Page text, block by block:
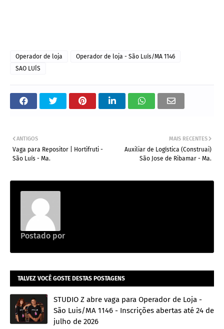
Operador de loja
Operador de loja - São Luís/MA 1146
SAO LUÍS
MAIS RECENTES
Auxiliar de Logística (Construai)
São Jose de Ribamar - Ma.
ANTIGOS
Vaga para Repositor | Hortifruti -
São Luís - Ma.
Postado por
TALVEZ VOCÊ GOSTE DESTAS POSTAGENS
STUDIO Z abre vaga para Operador de Loja -
São Luis/MA 1146 - Inscrições abertas até 24 de
julho de 2026